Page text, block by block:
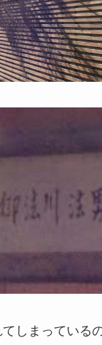
しまっている